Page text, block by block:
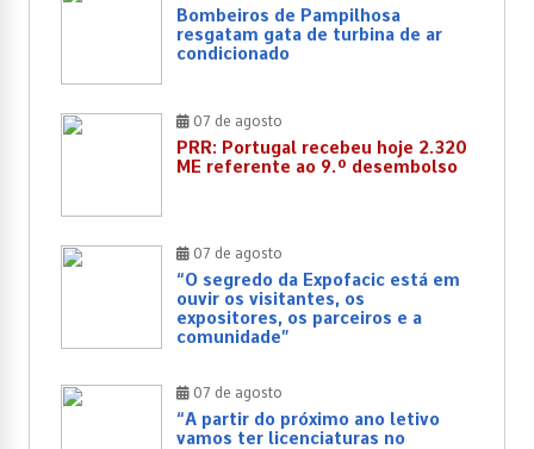
Bombeiros de Pampilhosa
resgatam gata de turbina de ar
condicionado
07 de agosto
PRR: Portugal recebeu hoje 2.320
ME referente ao 9.º desembolso
07 de agosto
“O segredo da Expofacic está em
ouvir os visitantes, os
expositores, os parceiros e a
comunidade”
07 de agosto
“A partir do próximo ano letivo
vamos ter licenciaturas no